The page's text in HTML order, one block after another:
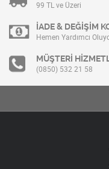
99 TL ve Üzeri
İADE & DEĞİŞİM
Hemen Yardımcı
MÜŞTERİ
(0850) 532 21 58